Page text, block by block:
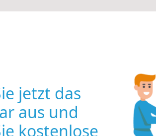
jetzt das
aus und
kostenlose